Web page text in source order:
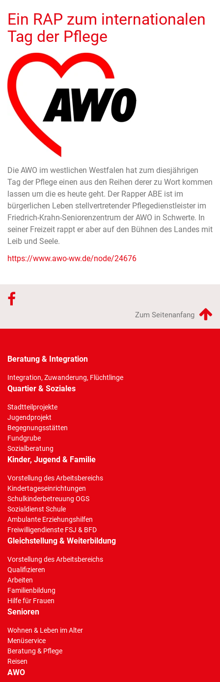
Ein RAP zum internationalen
Tag der Pflege
Die AWO im westlichen Westfalen hat zum diesjährigen
Tag der Pflege einen aus den Reihen derer zu Wort kommen
lassen um die es heute geht. Der Rapper ABE ist im
bürgerlichen Leben stellvertretender Pflegedienstleister im
Friedrich-Krahn-Seniorenzentrum der AWO in Schwerte. In
seiner Freizeit rappt er aber auf den Bühnen des Landes mit
Leib und Seele.
https://www.awo-ww.de/node/24676
Zum Seitenanfang
Beratung & Integration
Integration, Zuwanderung, Flüchtlinge
Quartier & Soziales
Stadtteilprojekte
Jugendprojekt
Begegnungsstätten
Fundgrube
Sozialberatung
Kinder, Jugend & Familie
Vorstellung des Arbeitsbereichs
Kindertageseinrichtungen
Schulkinderbetreuung OGS
Sozialdienst Schule
Ambulante Erziehungshilfen
Freiwilligendienste FSJ & BFD
Gleichstellung & Weiterbildung
Vorstellung des Arbeitsbereichs
Qualifizieren
Arbeiten
Familienbildung
Hilfe für Frauen
Senioren
Wohnen & Leben im Alter
Menüservice
Beratung & Pflege
Reisen
AWO